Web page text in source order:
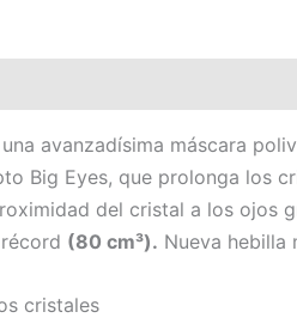
avanzadísima máscara
Big Eyes, que prolonga los
del cristal a los ojos
(80 cm³). Nueva hebilla
cristales